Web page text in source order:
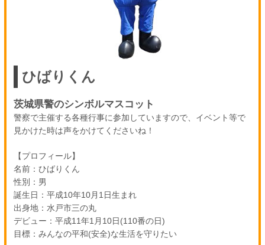
ひばりくん
茨城県警のシンボルマスコット
警察で主催する各種行事に参加していますので、イベント等で
見かけた時は声をかけてくださいね！
【プロフィール】
名前：ひばりくん
性別：男
誕生日：平成10年10月1日生まれ
出身地：水戸市三の丸
デビュー：平成11年1月10日(110番の日)
目標：みんなの平和(安全)な生活を守りたい